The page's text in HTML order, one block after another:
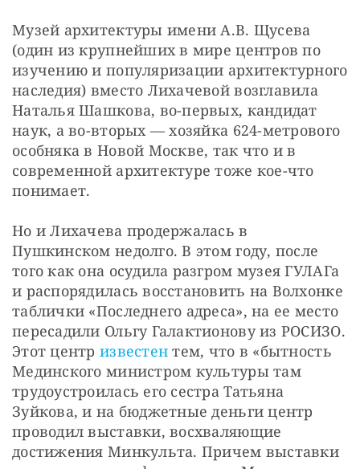
Музей архитектуры имени А.В. Щусева
(один из крупнейших в мире центров по
изучению и популяризации архитектурного
наследия) вместо Лихачевой возглавила
Наталья Шашкова, во-первых, кандидат
наук, а во-вторых — хозяйка 624-метрового
особняка в Новой Москве, так что и в
современной архитектуре тоже кое-что
понимает.
Но и Лихачева продержалась в
Пушкинском недолго. В этом году, после
того как она осудила разгром музея ГУЛАГа
и распорядилась восстановить на Волхонке
таблички «Последнего адреса», на ее место
пересадили Ольгу Галактионову из РОСИЗО.
Этот центр известен тем, что в «бытность
Мединского министром культуры там
трудоустроилась его сестра Татьяна
Зуйкова, и на бюджетные деньги центр
проводил выставки, восхваляющие
достижения Минкульта. Причем выставки